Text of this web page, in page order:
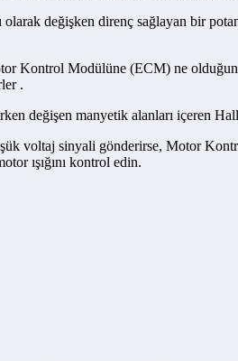
olarak değişken direnç sağlayan bir
Kontrol Modülüne (ECM) ne
.
değişen manyetik alanları içeren
voltaj sinyali gönderirse, Motor
ışığını kontrol edin.